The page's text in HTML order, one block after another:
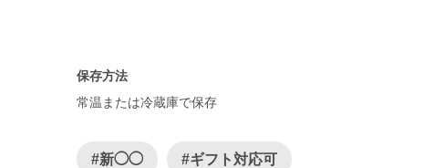
保存方法
常温または冷蔵庫で保存
#新◯◯ #ギフト対応可